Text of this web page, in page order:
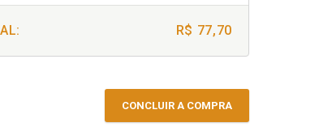
R$ 77,70
CONCLUIR A COMPRA